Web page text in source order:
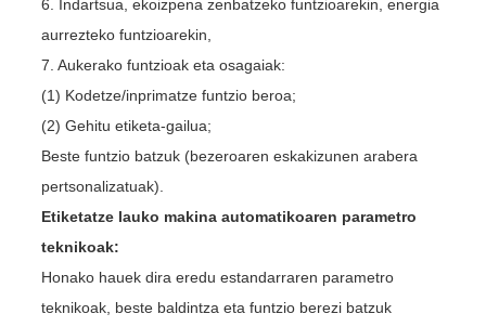
6. Indartsua, ekoizpena zenbatzeko funtzioarekin, energia
aurrezteko funtzioarekin,
7. Aukerako funtzioak eta osagaiak:
(1) Kodetze/inprimatze funtzio beroa;
(2) Gehitu etiketa-gailua;
Beste funtzio batzuk (bezeroaren eskakizunen arabera
pertsonalizatuak).
Etiketatze lauko makina automatikoaren parametro
teknikoak:
Honako hauek dira eredu estandarraren parametro
teknikoak, beste baldintza eta funtzio berezi batzuk